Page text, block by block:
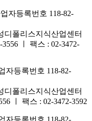
자등록번호 118-82-
디폴리스지식산업센터
ㅣ 팩스 : 02-3472-
자등록번호 118-82-
디폴리스지식산업센터
ㅣ 팩스 : 02-3472-3592
자등록번호 118-82-